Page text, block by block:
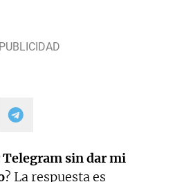
sin dar mi
? La respuesta es